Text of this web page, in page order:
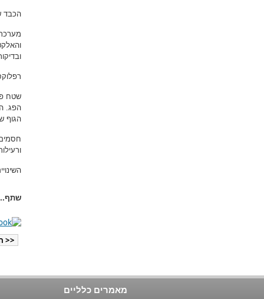
הכבד
שטח
הפג.
הגוף
<<
מאמרים כלליים